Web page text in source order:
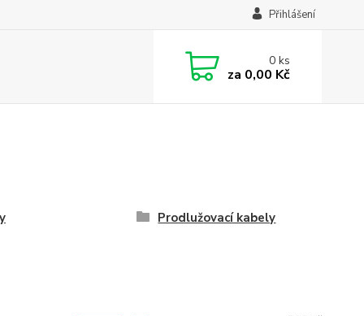
Přihlášení
0ks
za 0,00 Kč
Prodlužovací kabely